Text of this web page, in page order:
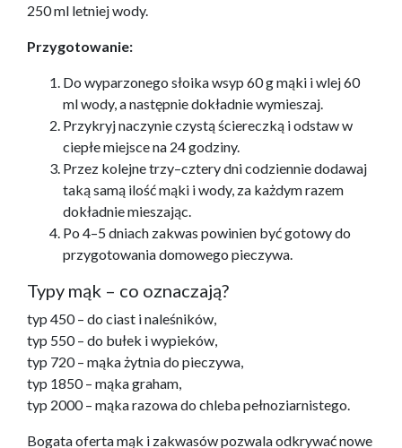
250 ml letniej wody.
Przygotowanie:
Do wyparzonego słoika wsyp 60 g mąki i wlej 60
ml wody, a następnie dokładnie wymieszaj.
Przykryj naczynie czystą ściereczką i odstaw w
ciepłe miejsce na 24 godziny.
Przez kolejne trzy–cztery dni codziennie dodawaj
taką samą ilość mąki i wody, za każdym razem
dokładnie mieszając.
Po 4–5 dniach zakwas powinien być gotowy do
przygotowania domowego pieczywa.
Typy mąk – co oznaczają?
typ 450 – do ciast i naleśników,
typ 550 – do bułek i wypieków,
typ 720 – mąka żytnia do pieczywa,
typ 1850 – mąka graham,
typ 2000 – mąka razowa do chleba pełnoziarnistego.
Bogata oferta mąk i zakwasów pozwala odkrywać nowe